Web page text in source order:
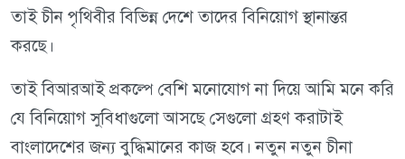
তাই চীন পৃথিবীর বিভিন্ন দেশে তাদের বিনিয়োগ স্থানান্তর
করছে।
তাই বিআরআই প্রকল্পে বেশি মনোযোগ না দিয়ে আমি মনে করি
যে বিনিয়োগ সুবিধাগুলো আসছে সেগুলো গ্রহণ করাটাই
বাংলাদেশের জন্য বুদ্ধিমানের কাজ হবে। নতুন নতুন চীনা